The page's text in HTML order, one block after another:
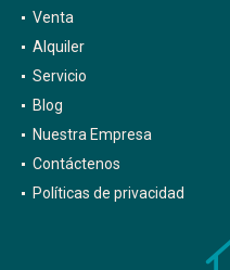
Venta
Alquiler
Servicio
Blog
Nuestra Empresa
Contáctenos
Políticas de privacidad